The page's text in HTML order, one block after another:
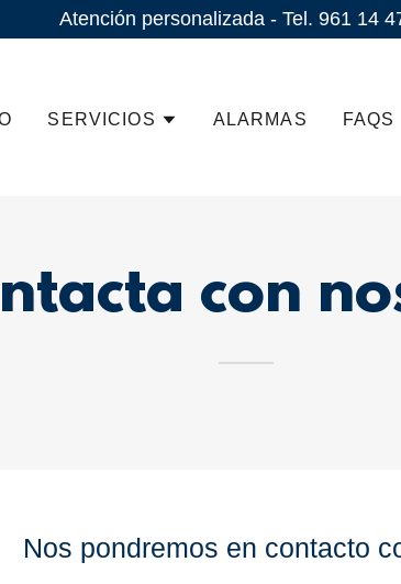
Atención personalizada - Tel. 961 14
SERVICIOS ALARMAS FAQS
con
Nos pondremos en contacto